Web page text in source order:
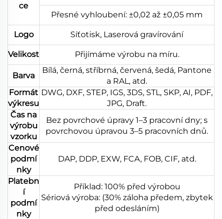
ce
Přesné vyhloubení: ±0,02 až ±0,05 mm
Logo Síťotisk, Laserová gravírování
Velikost Přijímáme výrobu na míru.
Barva
Bílá, černá, stříbrná, červená, šedá, Pantone
a RAL, atd.
Formát
výkresu
DWG, DXF, STEP, IGS, 3DS, STL, SKP, AI, PDF,
JPG, Draft.
Čas na
výrobu
vzorku
Bez povrchové úpravy 1–3 pracovní dny; s
povrchovou úpravou 3–5 pracovních dnů.
Cenové
podmí
nky
DAP, DDP, EXW, FCA, FOB, CIF, atd.
Platebn
í
podmí
nky
Příklad: 100% před výrobou
Sériová výroba: (30% záloha předem, zbytek
před odesláním)